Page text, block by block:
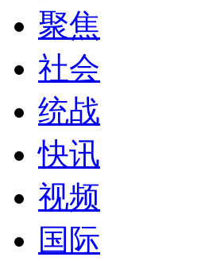
聚焦
社会
统战
快讯
视频
国际